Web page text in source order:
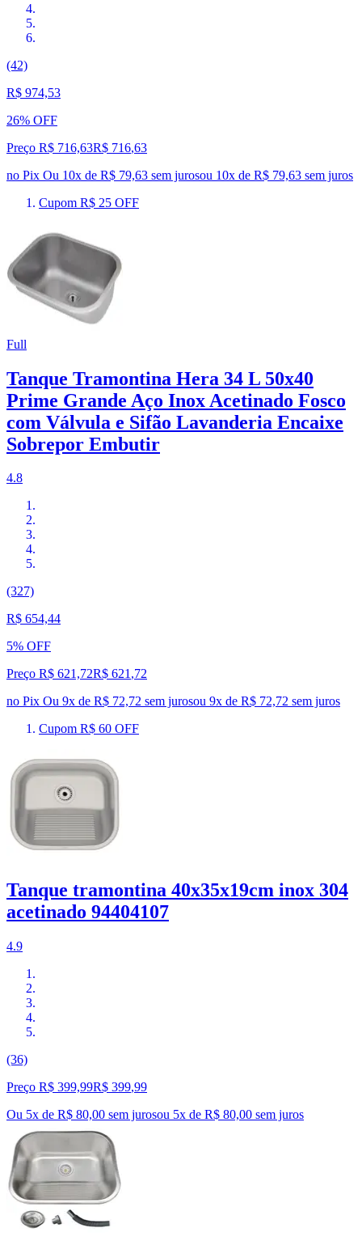
(42)
R$ 974,53
26% OFF
Preço R$ 716,63R$ 716,63
no Pix Ou 10x de R$ 79,63 sem jurosou 10x de R$ 79,63 sem juros
Cupom R$ 25 OFF
Full
Tanque Tramontina Hera 34 L 50x40
Prime Grande Aço Inox Acetinado Fosco
com Válvula e Sifão Lavanderia Encaixe
Sobrepor Embutir
4.8
(327)
R$ 654,44
5% OFF
Preço R$ 621,72R$ 621,72
no Pix Ou 9x de R$ 72,72 sem jurosou 9x de R$ 72,72 sem juros
Cupom R$ 60 OFF
Tanque tramontina 40x35x19cm inox 304
acetinado 94404107
4.9
(36)
Preço R$ 399,99R$ 399,99
Ou 5x de R$ 80,00 sem jurosou 5x de R$ 80,00 sem juros